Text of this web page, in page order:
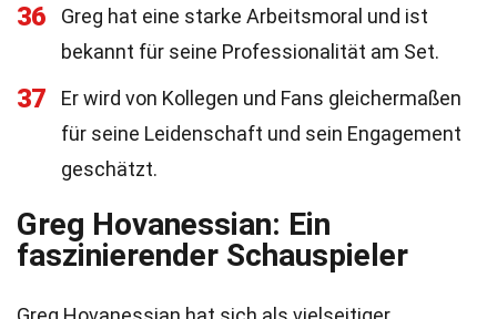
36
Greg hat eine starke Arbeitsmoral und ist
bekannt für seine Professionalität am Set.
37
Er wird von Kollegen und Fans gleichermaßen
für seine Leidenschaft und sein Engagement
geschätzt.
Greg Hovanessian: Ein
faszinierender Schauspieler